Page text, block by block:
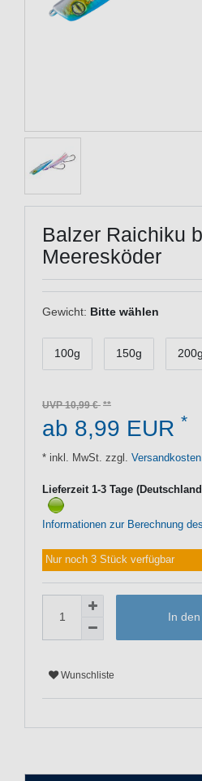
Balzer Raichiku
Meeresköder
Gewicht: Bitte wählen
100g 150g 200g
UVP 10,99 €
ab 8,99 EUR *
* inkl. MwSt. zzgl. Versandkosten
Lieferzeit 1-3 Tage
Informationen zur Berechnung
Nur noch 3 Stück verfügbar
In
Wunschliste